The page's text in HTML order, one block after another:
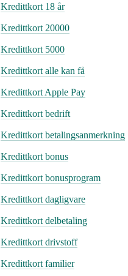
Kredittkort 18 år
Kredittkort 20000
Kredittkort 5000
Kredittkort alle kan få
Kredittkort Apple Pay
Kredittkort bedrift
Kredittkort betalingsanmerkning
Kredittkort bonus
Kredittkort bonusprogram
Kredittkort dagligvare
Kredittkort delbetaling
Kredittkort drivstoff
Kredittkort familier